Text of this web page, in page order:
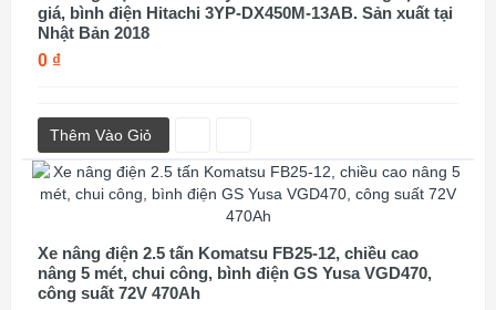
giá, bình điện Hitachi 3YP-DX450M-13AB. Sản xuất tại
Nhật Bản 2018
0 ₫
Thêm Vào Giỏ
Xe nâng điện 2.5 tấn Komatsu FB25-12, chiều cao
nâng 5 mét, chui công, bình điện GS Yusa VGD470,
công suất 72V 470Ah